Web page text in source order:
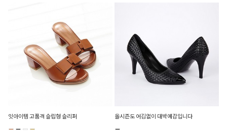
잇아이템 고품격 슬립형 슬리퍼 올시즌도 어김없이 대박예감입니다